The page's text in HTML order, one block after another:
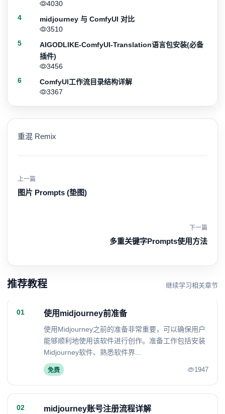
重混 Remix
上一篇
图片 Prompts (垫图)
下一篇
多重关键字Prompts使用方法
推荐教程 继续学习相关章节
01 使用midjourney前准备
使用Midjourney之前的准备非常重要，可以确保用户
能够顺利地使用该软件进行创作。准备工作包括安装
Midjourney软件、熟悉软件界...
免费 1947
02 midjourney账号注册流程详解
4030
4
midjourney 与 ComfyUI 对比
3510
5
AIGODLIKE-ComfyUI-Translation语言包安装(必备
插件)
3456
6
ComfyUI工作流目录结构详解
3367